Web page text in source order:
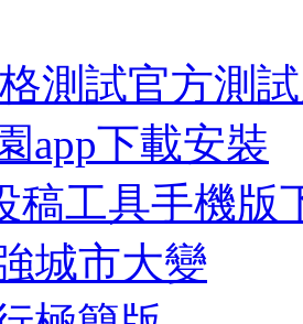
測試官方測
app下載安裝
稿工具手機版
城市大變